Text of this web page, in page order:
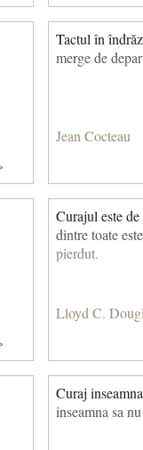
Tactul în
merge de
Jean Cocteau
Curajul este
dintre toate
pierdut.
Lloyd C.
Curaj
inseamna sa